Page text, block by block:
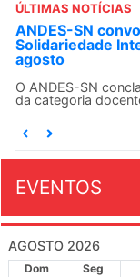
ÚLTIMAS NOTÍCIAS
ANDES-SN
Solidariedade
agosto
O ANDES-SN
da categoria
EVENTOS
AGOSTO 2026
Dom Seg